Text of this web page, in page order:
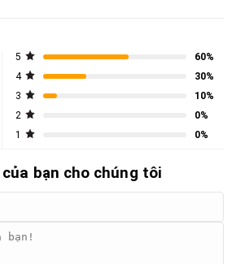
5
60%
4
30%
3
10%
2
0%
1
0%
bạn cho chúng tôi